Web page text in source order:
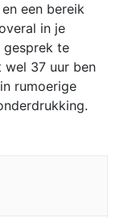
een bereik
in je
gesprek te
37 uur ben
rumoerige